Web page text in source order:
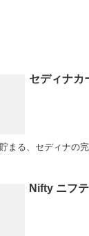
セディナカ
まる、セディナの
Nifty ニフ